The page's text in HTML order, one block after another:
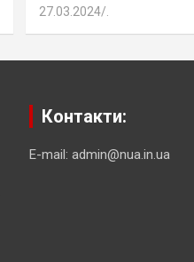
27.03.2024
Контакти:
E-mail: admin@nua.in.ua